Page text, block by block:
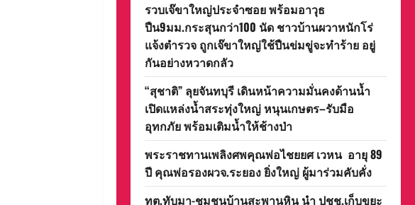
รวบเจ๊ขาใหญ่ประจำซอย พร้อมอาวุธ
ปืน9มม.กระสุนกว่า100 นัด ชาวบ้านผวาหนักโร่
แจ้งตำรวจ ถูกเจ๊ขาใหญ่ใช้ปืนข่มขู่จะทำร้าย อยู่
กันอย่างหวาดกลัว
“สุชาติ” ลุยจันทบุรี เดินหน้าความมั่นคงด้านน้ำ
เปิดแหล่งน้ำสระทุ่งใหญ่ หนุนเกษตร–รับมือ
อุทกภัย พร้อมเติมน้ำให้ช้างป่า
พระราชทานเพลิงศพคุณพ่อไชยยศ เวหน อายุ 89
ปี คุณพ่อรองผวจ.ระยอง ยิ่งใหญ่ ผู้มาร่วมคับคั่ง
ทต.ทับมา-ชุมชนบ้านสะพานหิน นำ ปชช.เก็บขยะ